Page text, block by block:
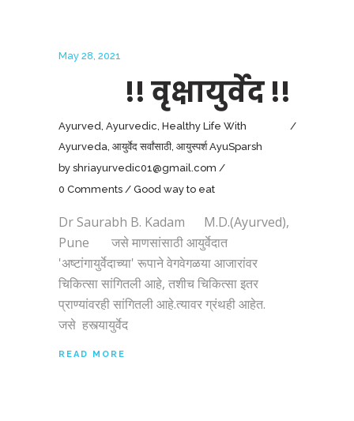
May 28, 2021
!! वृक्षायुर्वेद !!
Ayurved, Ayurvedic, Healthy Life With
Ayurveda, आयुर्वेद सर्वांसाठी, आयुस्पर्श AyuSparsh
by shriayurvedic01@gmail.com
0 Comments
Good way to eat
Dr Saurabh B. Kadam M.D.(Ayurved),
Pune जसे माणसांसाठी आयुर्वेदात
'अष्टांगायुर्वेदाच्या' रूपाने वेगवेगळया आजारांवर
चिकित्सा सांगितली आहे, तशीच चिकित्सा इतर
प्राण्यांवरही सांगितली आहे.त्यावर ग्रंथही आहेत.
जसे हस्त्यायुर्वेद
READ MORE